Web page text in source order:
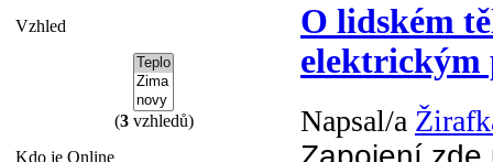
Vzhled
(3vzhledů)
Kdo je Online
O lidském
elektrickým
Napsal/a